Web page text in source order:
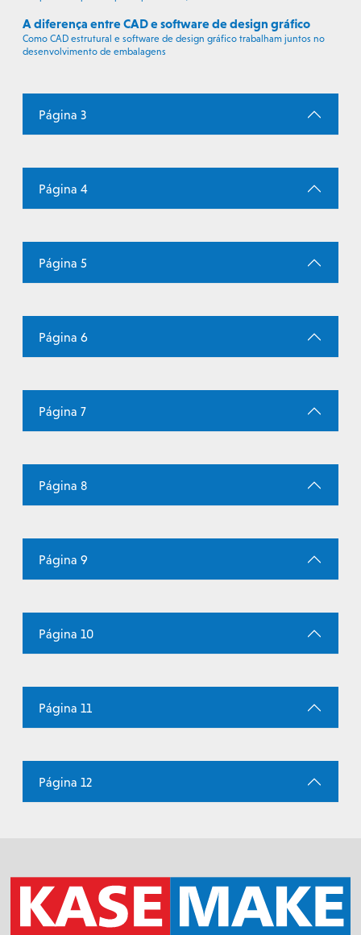
A diferença entre CAD e software de design gráfico
Como CAD estrutural e software de design gráfico trabalham juntos no
desenvolvimento de embalagens
Página 3
Página 4
Página 5
Página 6
Página 7
Página 8
Página 9
Página 10
Página 11
Página 12